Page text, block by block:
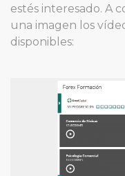
estés interesado. A
una imagen los
disponibles: